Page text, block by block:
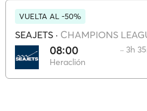
VUELTA AL -50%
SEAJETS · CHAMPIONS
08:00
Heraclión
·· 3h